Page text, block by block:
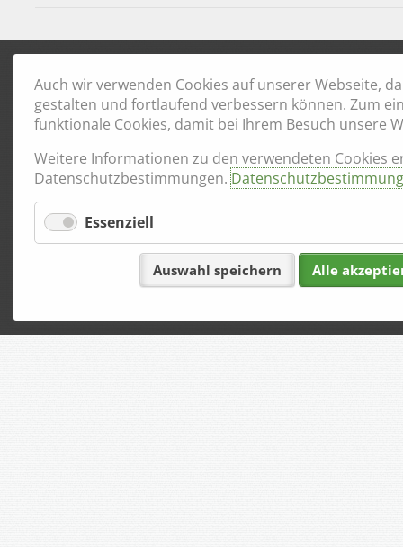
Auch wir verwenden Cookies auf unserer Webseite,
gestalten und fortlaufend verbessern können. Zum
funktionale Cookies, damit bei Ihrem Besuch unsere
Weitere Informationen zu den verwendeten Cookies
Datenschutzbestimmungen.
Essenziell
Auswahl speichern Alle